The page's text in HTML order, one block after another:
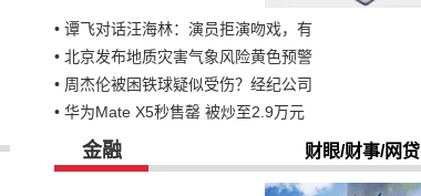
• 谭飞对话汪海林：演员拒演吻戏，有
• 北京发布地质灾害气象风险黄色预警
• 周杰伦被困铁球疑似受伤？经纪公司
• 华为Mate X5秒售罄 被炒至2.9万元
金融 财眼/财事/网贷